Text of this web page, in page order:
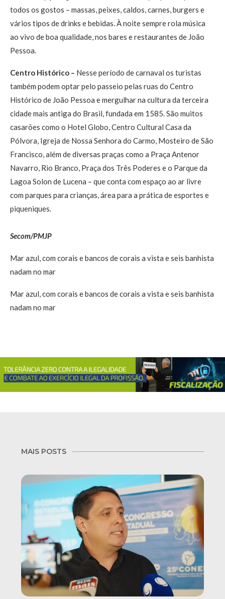
todos os gostos – massas, peixes, caldos, carnes, burgers e
vários tipos de drinks e bebidas. À noite sempre rola música
ao vivo de boa qualidade, nos bares e restaurantes de João
Pessoa.
Centro Histórico – Nesse período de carnaval os turistas
também podem optar pelo passeio pelas ruas do Centro
Histórico de João Pessoa e mergulhar na cultura da terceira
cidade mais antiga do Brasil, fundada em 1585. São muitos
casarões como o Hotel Globo, Centro Cultural Casa da
Pólvora, Igreja de Nossa Senhora do Carmo, Mosteiro de São
Francisco, além de diversas praças como a Praça Antenor
Navarro, Rio Branco, Praça dos Três Poderes e o Parque da
Lagoa Solon de Lucena – que conta com espaço ao ar livre
com parques para crianças, área para a prática de esportes e
piqueniques.
Secom/PMJP
Mar azul, com corais e bancos de corais a vista e seis banhista
nadam no mar
Mar azul, com corais e bancos de corais a vista e seis banhista
nadam no mar
MAIS POSTS